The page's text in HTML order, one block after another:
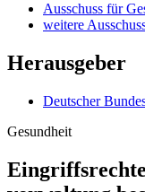
Ausschuss für
weitere
Herausgeber
Deutscher
Gesundheit